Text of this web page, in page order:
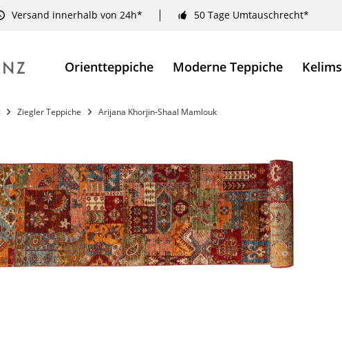
Versand innerhalb von 24h* 50 Tage Umtauschrecht*
Orientteppiche Moderne Teppiche Kelims
Ziegler Teppiche Arijana Khorjin-Shaal Mamlouk